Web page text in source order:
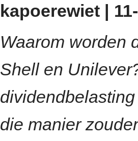
kapoerewiet |
Waarom worden
Shell en
die manier